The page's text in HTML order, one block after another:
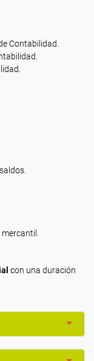
Contabilidad.
con una duración